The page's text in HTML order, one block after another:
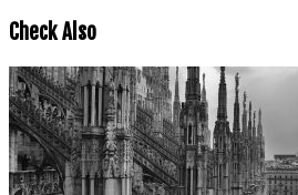
Check Also